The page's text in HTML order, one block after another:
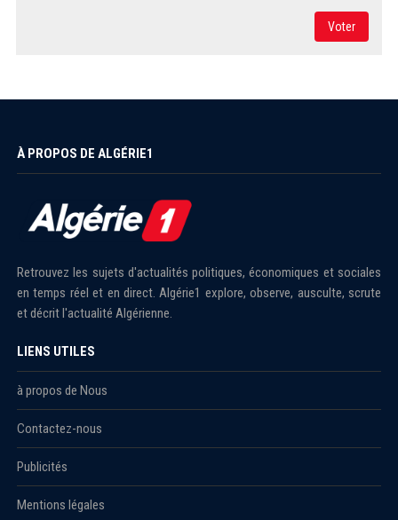
Voter
À PROPOS DE ALGÉRIE1
Retrouvez les sujets d'actualités politiques, économiques et sociales
en temps réel et en direct. Algérie1 explore, observe, ausculte, scrute
et décrit l'actualité Algérienne.
LIENS UTILES
à propos de Nous
Contactez-nous
Publicités
Mentions légales